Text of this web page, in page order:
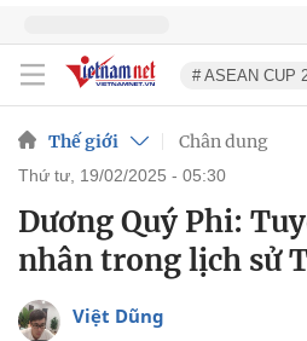
# ASEAN CUP
Thế giới Chân dung
thứ tư, 19/02/2025 - 05:30
Dương Quý Phi:
nhân trong lịch sử
Việt Dũng